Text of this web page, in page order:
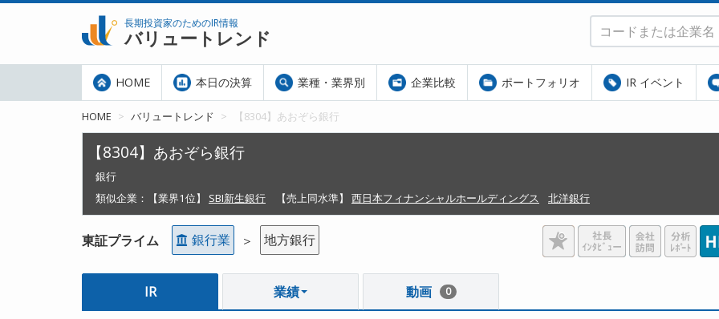
長期投資家のためのIR情報
バリュートレンド
HOME 本日の決算 業種・業界別 企業比較 ポートフォリオ IR イベント
HOME バリュートレンド 【8304】あおぞら銀行
【8304】あおぞら銀行
銀行
類似企業：
【業界1位】 SBI新生銀行 【売上同水準】 西日本フィナンシャルホールディングス 北洋銀行
東証プライム 銀行業 ＞ 地方銀行
IR 業績 動画 0